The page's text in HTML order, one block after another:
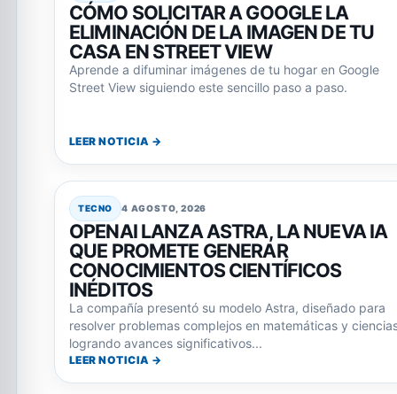
CÓMO SOLICITAR A GOOGLE LA
ELIMINACIÓN DE LA IMAGEN DE TU
CASA EN STREET VIEW
Aprende a difuminar imágenes de tu hogar en Google
Street View siguiendo este sencillo paso a paso.
LEER NOTICIA →
TECNO 4 AGOSTO, 2026
OPENAI LANZA ASTRA, LA NUEVA IA
QUE PROMETE GENERAR
CONOCIMIENTOS CIENTÍFICOS
INÉDITOS
La compañía presentó su modelo Astra, diseñado para
resolver problemas complejos en matemáticas y
logrando avances significativos...
LEER NOTICIA →